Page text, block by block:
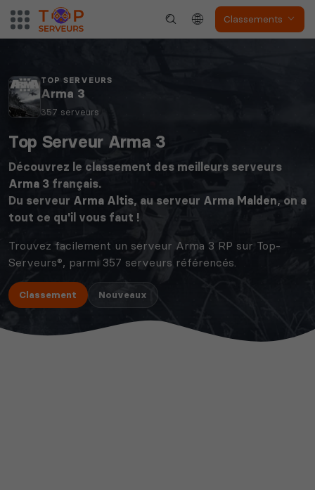
Classements
TOP SERVEURS
Arma 3
357 serveurs
Top Serveur Arma 3
Découvrez le classement des meilleurs serveurs
Arma 3 français.
Du serveur Arma Altis, au serveur Arma Malden, on a
tout ce qu'il vous faut !
Trouvez facilement un serveur Arma 3 RP sur Top-
Serveurs®, parmi 357 serveurs référencés.
Classement Nouveaux